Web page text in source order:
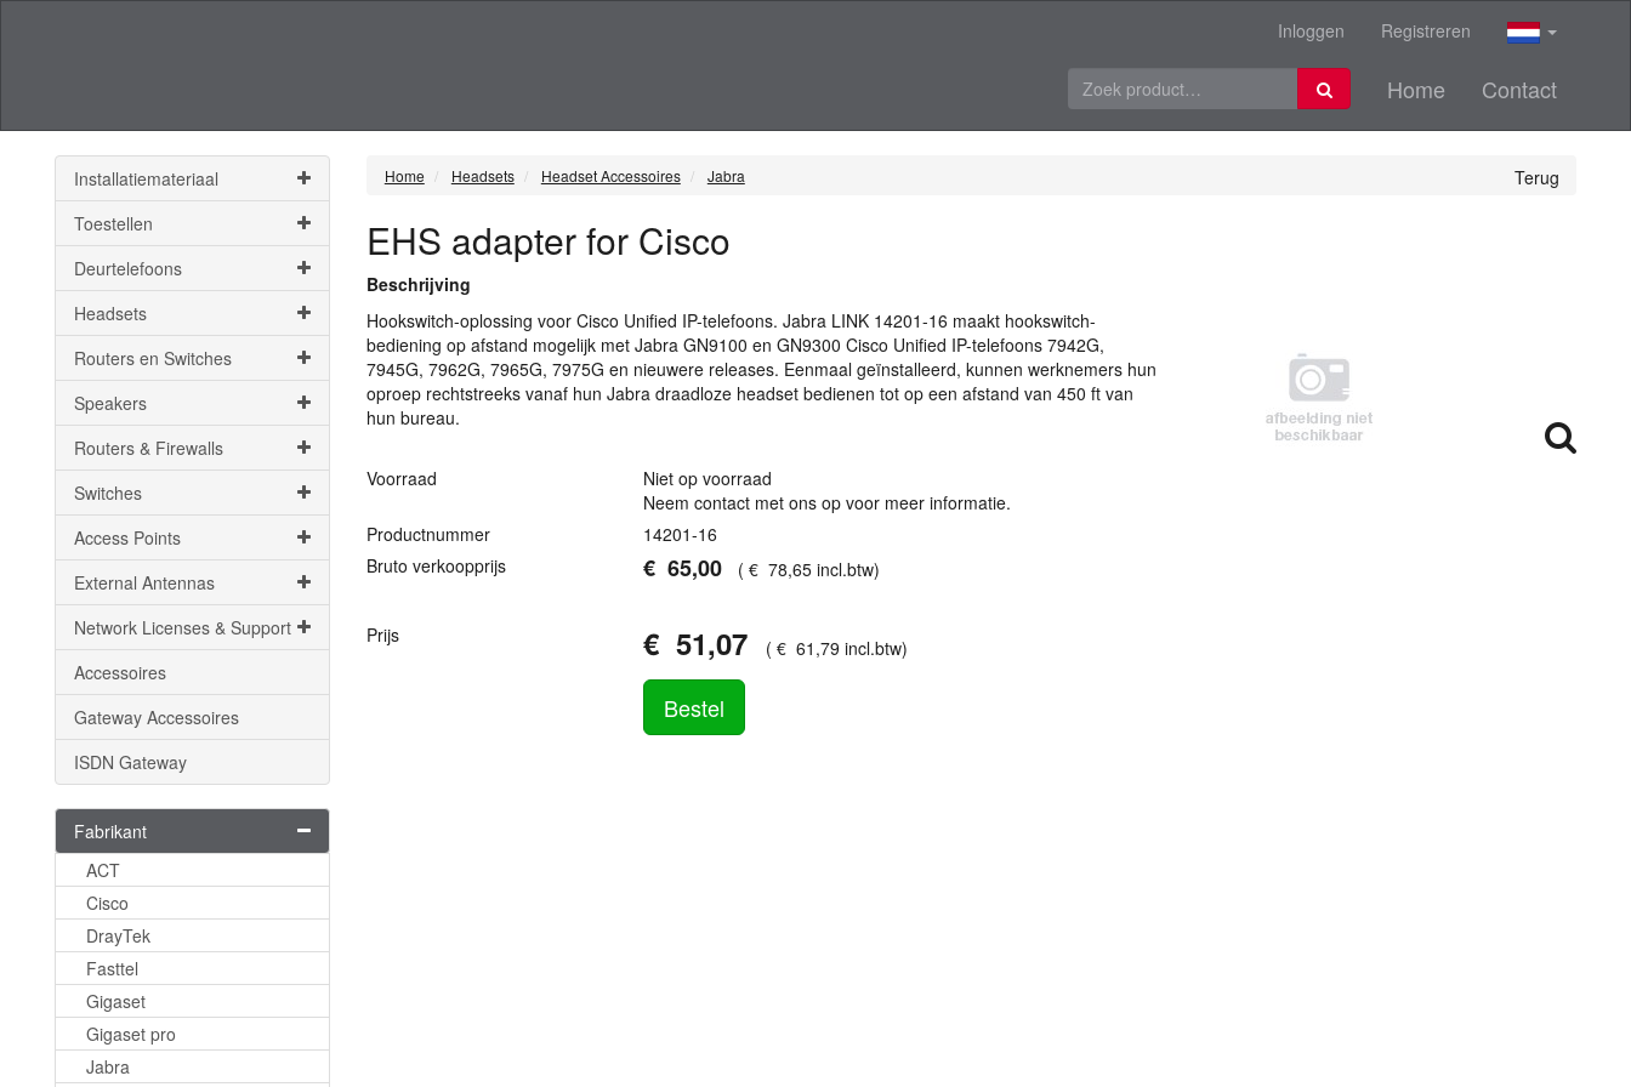
Inloggen Registreren
Home Contact
Installatiemateriaal
Toestellen
Deurtelefoons
Headsets
Routers en Switches
Speakers
Routers & Firewalls
Switches
Access Points
External Antennas
Network Licenses & Support
Accessoires
Gateway Accessoires
ISDN Gateway
Fabrikant
ACT
Cisco
DrayTek
Fasttel
Gigaset
Gigaset pro
Jabra
Terug
Home Headsets Headset Accessoires Jabra
EHS adapter for Cisco
Beschrijving
Hookswitch-oplossing voor Cisco Unified IP-telefoons. Jabra LINK14201-16 maakt hookswitch-
bediening op afstand mogelijk met Jabra GN9100 en GN9300 Cisco Unified IP-telefoons 7942G,
7945G, 7962G, 7965G, 7975G en nieuwere releases. Eenmaal geïnstalleerd, kunnen werknemers hun
oproep rechtstreeks vanaf hun Jabra draadloze headset bedienen tot op een afstand van 450 ft van
hun bureau.
Voorraad
Niet op voorraad
Neem contact met ons op voor meer informatie.
Productnummer
14201-16
Bruto verkoopprijs
€ 65,00 (€ 78,65 incl.btw)
Prijs € 51,07 (€ 61 ,79 incl.btw)
Bestel